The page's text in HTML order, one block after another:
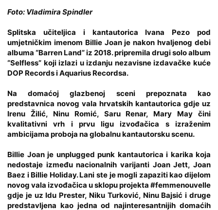
Foto: Vladimira Spindler
Splitska učiteljica i kantautorica Ivana Pezo pod
umjetničkim imenom Billie Joanje nakon hvaljenog debi
albuma “Barren Land” iz 2018. pripremila drugi solo album
“Selfless” koji izlazi u izdanju nezavisne izdavačke kuće
DOP Records i Aquarius Recordsa.
Na domaćoj glazbenoj sceni prepoznata kao
predstavnica novog vala hrvatskih kantautorica gdje uz
Irenu Žilić, Ninu Romić, Saru Renar, Mary May čini
kvalitativni vrh i prvu ligu izvođačica s izraženim
ambicijama proboja na globalnu kantautorsku scenu.
Billie Joan je unplugged punk kantautorica i karika koja
nedostaje između nacionalnih varijanti Joan Jett, Joan
Baez i Billie Holiday. Lani ste je mogli zapaziti kao dijelom
novog vala izvođačica u sklopu projekta #femmenouvelle
gdje je uz Idu Prester, Niku Turković, Ninu Bajsić i druge
predstavljena kao jedna od najinteresantnijih domaćih